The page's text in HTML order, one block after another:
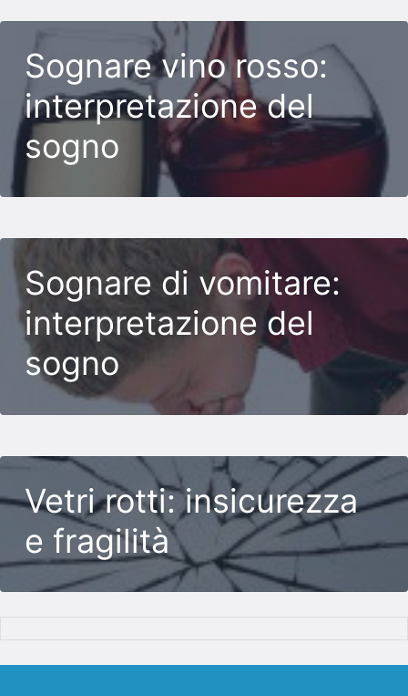
Sognare vino rosso:
interpretazione del
sogno
Sognare di vomitare:
interpretazione del
sogno
Vetri rotti: insicurezza
e fragilità